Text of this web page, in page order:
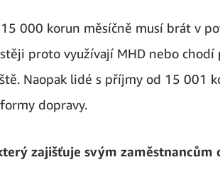
000 korun měsíčně musí brát v
proto využívají MHD nebo chodí
Naopak lidé s příjmy od 15 001
dopravy.
zajišťuje svým zaměstnancům